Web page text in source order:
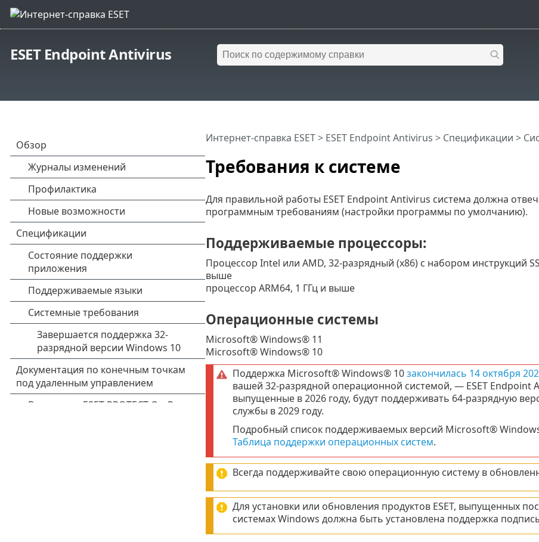
ESET Endpoint Antivirus
Требования к системе
Интернет-справка ESET> ESET Endpoint Antivirus > Спецификации >
Для правильной работы ESET Endpoint Antivirus система должна
программным требованиям (настройки программы по умолчанию).
Поддерживаемые процессоры:
Процессор Intel или AMD, 32-разрядный (x86) с набором инструкций
выше
процессор ARM64, 1 ГГц и выше
Операционные системы
Microsoft® Windows® 11
Microsoft® Windows® 10
Поддержка Microsoft® Windows® 10закончилась 14 октября
вашей 32-разрядной операционной системой, — ESET Endpoint
выпущенные в 2026 году, будут поддерживать 64-разрядную
службы в 2029 году.
Подробный список поддерживаемых версий Microsoft®
Таблица поддержки операционных систем.
Всегда поддерживайте свою операционную систему в
Для установки или обновления продуктов ESET, выпущенных
системах Windows должна быть установлена поддержка